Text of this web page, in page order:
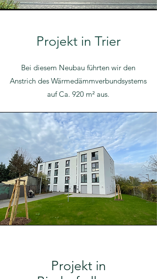
Projekt in Trier
Bei diesem Neubau führten wir den
Anstrich des Wärmedämmverbundsystems
auf Ca. 920 m² aus.
Projekt in